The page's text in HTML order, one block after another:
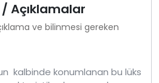
Açıklamalar
ve bilinmesi gereken
kalbinde konumlanan bu lüks